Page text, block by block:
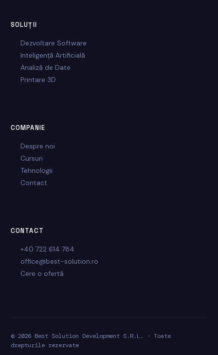
SOLUȚII
Dezvoltare Software
Inteligență Artificială
Analiză de Date
Printare 3D
COMPANIE
Despre noi
Cursuri
Tehnologii
Contact
CONTACT
+40 722 614 784
office@best-solution.ro
Cere o ofertă
© 2026 Best Solution Development S.R.L. · Toate
drepturile rezervate